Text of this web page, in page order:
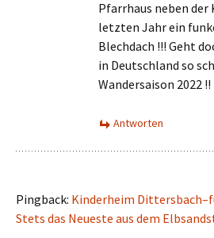
Pfarrhaus neben der
letzten Jahr ein
Blechdach !!! Geht
in Deutschland so
Wandersaison 2022 !!
Antworten
Pingback: Kinderheim
Stets das Neueste aus dem